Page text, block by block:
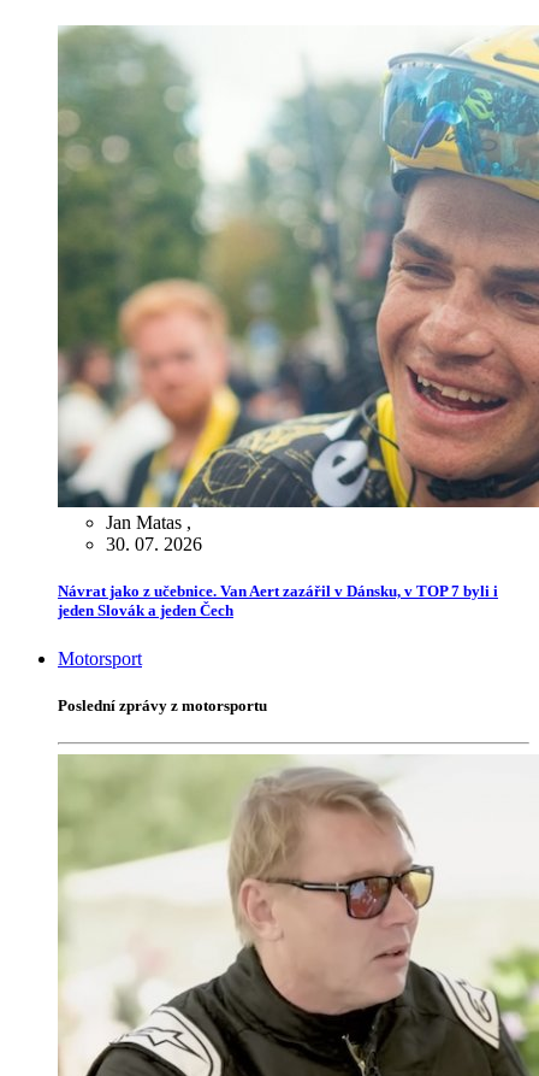
Jan Matas ,
30. 07. 2026
Návrat jako z učebnice. Van Aert zazářil v Dánsku, v TOP 7 byli i
jeden Slovák a jeden Čech
Motorsport
Poslední zprávy z motorsportu